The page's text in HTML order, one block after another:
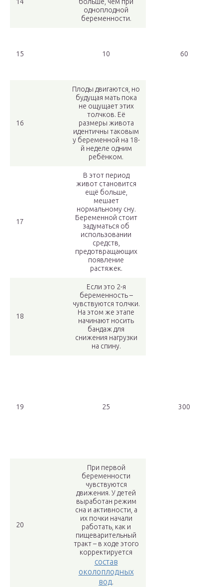
одноплодной
беременности.
15 10 60
16
Плоды двигаются, но
будущая мать пока
не ощущает этих
толчков. Её
размеры живота
идентичны таковым
у беременной на 18-
й неделе одним
ребёнком.
17
В этот период
живот становится
ещё больше,
мешает
нормальному сну.
Беременной стоит
задуматься об
использовании
средств,
предотвращающих
появление
растяжек.
18
Если это 2-я
беременность –
чувствуются толчки.
На этом же этапе
начинают носить
бандаж для
снижения нагрузки
на спину.
19 25 300
20
При первой
беременности
чувствуются
движения. У детей
выработан режим
сна и активности, а
их почки начали
работать, как и
пищеварительный
тракт – в ходе этого
корректируется
состав
околоплодных
вод.